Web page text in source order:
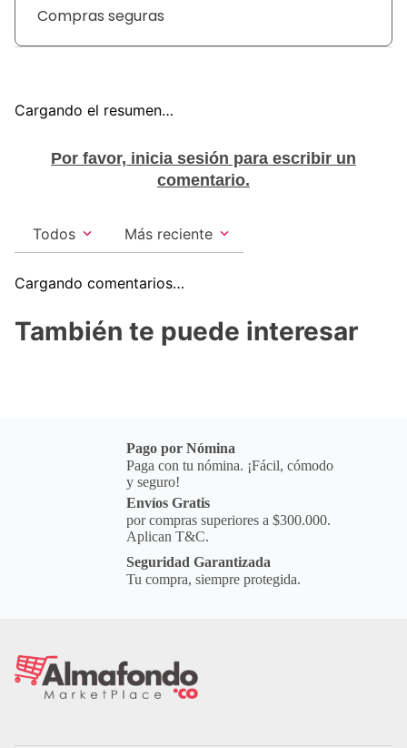
Compras seguras
Cargando el resumen…
Por favor, inicia sesión para escribir un
comentario.
Más reciente
Todos
Cargando comentarios…
También te puede interesar
Pago por Nómina
Paga con tu nómina. ¡Fácil, cómodo
y seguro!
Envíos Gratis
por compras superiores a $300.000.
Aplican T&C.
Seguridad Garantizada
Tu compra, siempre protegida.